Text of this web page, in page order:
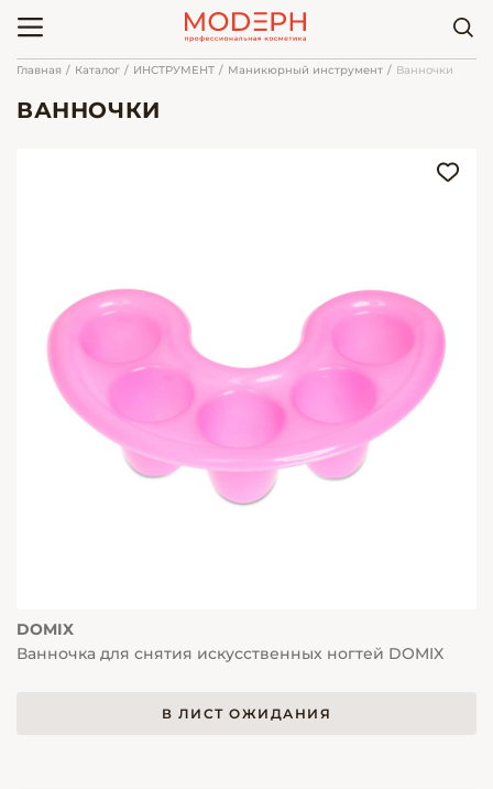
Главная Каталог ИНСТРУМЕНТ Маникюрный инструмент Ванночки
ВАННОЧКИ
DOMIX
Ванночка для снятия искусственных ногтей DOMIX
В ЛИСТ ОЖИДАНИЯ